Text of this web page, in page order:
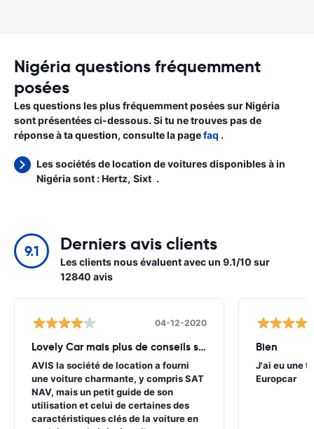
Nigéria questions fréquemment
posées
Les questions les plus fréquemment posées sur Nigéria
sont présentées ci-dessous. Si tu ne trouves pas de
réponse à ta question, consulte la pagefaq .
Les sociétés de location de voitures disponibles à in
Nigéria sont :Hertz Sixt .
9.1 Derniers avis clients
Les clients nous évaluent avec un 9.1/10 sur
12840 avis
04-12-2020
Lovely Car mais plus de conseils sont nécessaires
AVIS la société de location a fourni
une voiture charmante, y compris SAT
NAV, mais un petit guide de son
utilisation et celui de certaines des
caractéristiques clés de la voiture en
Bien
J'ai eu une
Europcar